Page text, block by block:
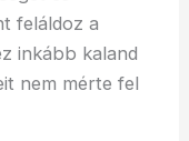
feláldoz a
inkább kaland
nem mérte fel